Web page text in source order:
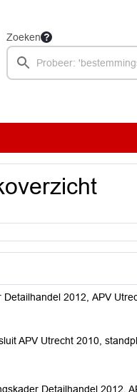
Zoeken
2012, APV
APV Utrecht 2010,
Detailhandel 2012,